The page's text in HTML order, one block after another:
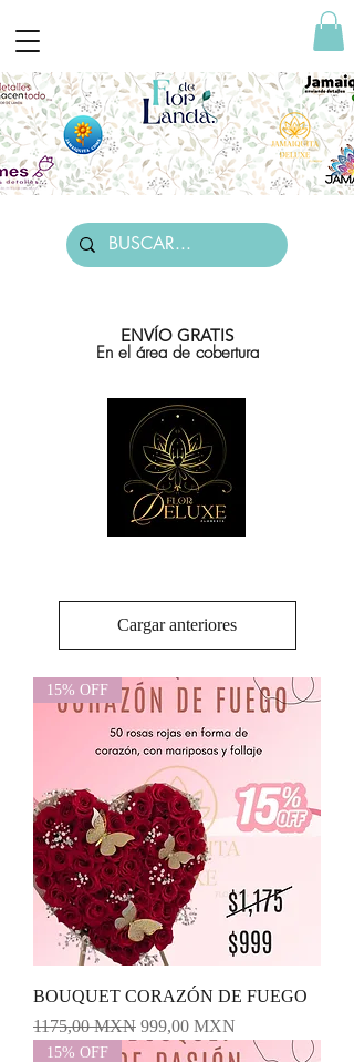
ENVÍO GRATIS
En el área de cobertura
Cargar anteriores
15% OFF
BOUQUET CORAZÓN DE FUEGO
Precio
1175,00 MXN Precio de oferta
999,00 MXN
15% OFF